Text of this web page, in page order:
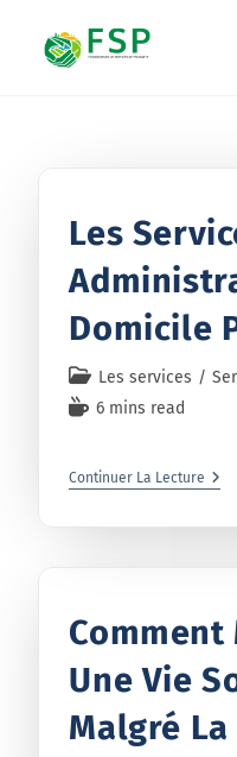
Les
Domicile
Les services /
6 mins read
Continuer La Lecture
Une Vie
Malgré